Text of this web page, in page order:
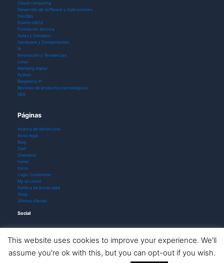
Cloud computing
Desarrollo de Software y Aplicaciones
DevOps
Diseño UX/UI
Formación técnica
Guías y Consejos
Hardware y Componentes
IA
Innovación y Tendencias
Linux
Marketig digital
Python
Raspberry Pi
Reviews de productos tecnológicos
SEO
Páginas
Acerca de ikerbit.com
Aviso legal
Blog
Cart
Checkout
home
Inicio
Login Customizer
My account
Política de privacidad
Shop
Últimas ofertas
Social
Todos los derechos © 2026 ikerbit |Aviso de afiliación
This website uses cookies to improve your experience. We'll
assume you're ok with this, but you can opt-out if you wish.